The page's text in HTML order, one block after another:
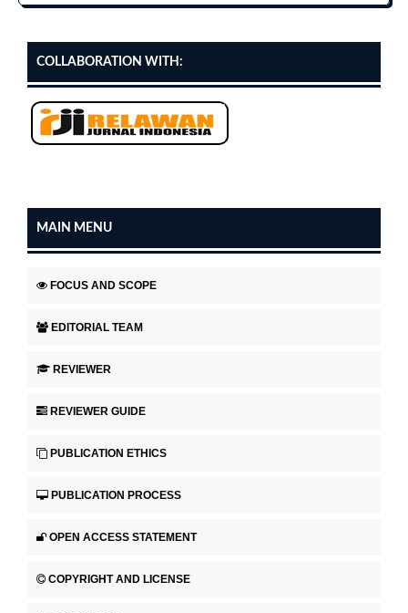
COLLABORATION WITH:
MAIN MENU
FOCUS AND SCOPE
EDITORIAL TEAM
REVIEWER
REVIEWER GUIDE
PUBLICATION ETHICS
PUBLICATION PROCESS
OPEN ACCESS STATEMENT
COPYRIGHT AND LICENSE